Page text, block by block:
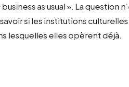
as usual ». La question
si les institutions
lesquelles elles opèrent déjà.